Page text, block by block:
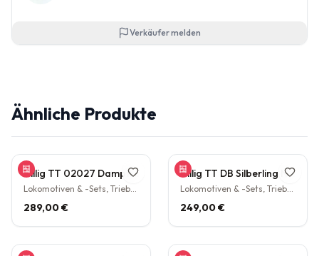
Verkäufer melden
Ähnliche Produkte
Tillig TT 02027 Dampflokomotive BR 38.10 der DB Epoche III Personenzuglok Schlepptender rarität
Lokomotiven & -Sets, Triebwagen
289,00 €
Tillig TT DB Silberling Nahverkehrs-Zugset 4-teilig Steuerwagen Hasenkasten Köln HBF Epoche IV rarität
Lokomotiven & -Sets, Triebwagen
249,00 €